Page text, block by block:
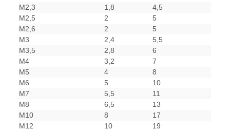
M2,3
1,8
4,5
M2,5
2
5
M2,6
2
5
M3
2,4
5,5
M3,5
2,8
6
M4
3,2
7
M5
4
8
M6
5
10
M7
5,5
11
M8
6,5
13
M10
8
17
M12
10
19